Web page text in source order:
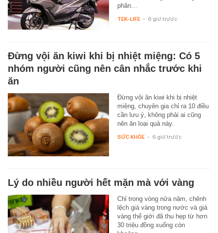
phân…
TEK-LIFE - 6 giờ trước
Đừng vội ăn kiwi khi bị nhiệt miệng: Có 5
nhóm người cũng nên cân nhắc trước khi
ăn
Đừng vội ăn kiwi khi bị nhiệt
miệng, chuyên gia chỉ ra 10 điều
cần lưu ý, không phải ai cũng
nên ăn loại quả này.
SỨC KHỎE - 6 giờ trước
Lý do nhiều người hết mặn mà với vàng
Chỉ trong vòng nửa năm, chênh
lệch giá vàng trong nước và giá
vàng thế giới đã thu hẹp từ hơn
30 triệu đồng xuống còn